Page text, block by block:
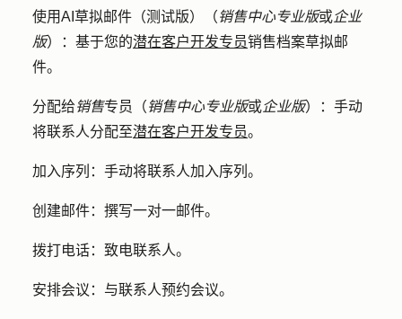
使用AI草拟邮件（测试版） （销售中心专业版或企业
版） ： 基于您的潜在客户开发专员销售档案草拟邮
件。
分配给销售专员 （销售中心专业版或企业版） ： 手动
将联系人分配至潜在客户开发专员。
加入序列： 手动将联系人加入序列。
创建邮件： 撰写一对一邮件。
拨打电话： 致电联系人。
安排会议： 与联系人预约会议。